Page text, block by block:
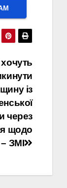
із
через
щодо
– ЗМІ